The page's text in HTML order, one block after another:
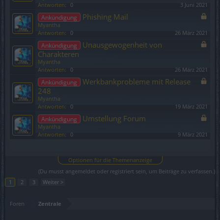
Antworten:
0 3 Juni 2021
Ankündigung Phishing Mail
Myantha
Antworten:
0 26 März 2021
Ankündigung
Unausgewogenheit von
Charakteren
Myantha
Antworten:
0 26 März 2021
Ankündigung
Werkbankprobleme mit Release
248
Myantha
Antworten:
0 19 März 2021
Ankündigung Umstellung Forum
Myantha
Antworten:
0
9 März 2021
Optionen für die Themenanzeige
(Du musst angemeldet oder registriert sein, um Beiträge zu verfassen.)
1
2 3 Weiter >
Foren Zentrale